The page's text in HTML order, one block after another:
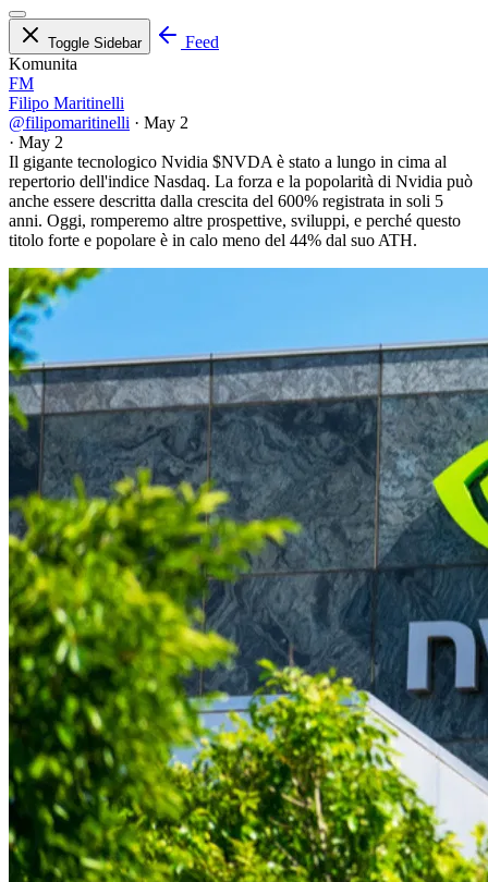
Toggle Sidebar
Feed
Komunita
FM
Filipo Maritinelli
@filipomaritinelli · May 2
· May 2
Il gigante tecnologico Nvidia $NVDA è stato a lungo in cima al
repertorio dell'indice Nasdaq. La forza e la popolarità di Nvidia può
anche essere descritta dalla crescita del 600% registrata in soli 5
anni. Oggi, romperemo altre prospettive, sviluppi, e perché questo
titolo forte e popolare è in calo meno del 44% dal suo ATH.